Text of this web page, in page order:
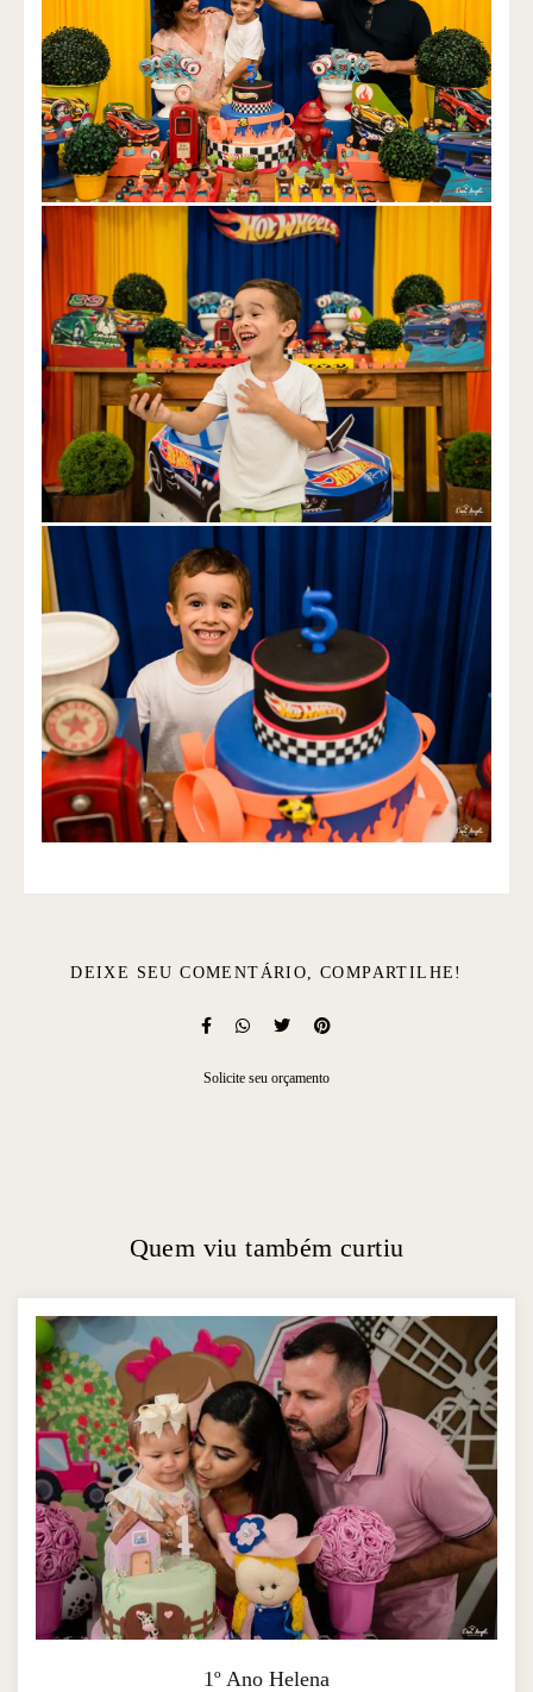
DEIXE SEU COMENTÁRIO, COMPARTILHE!
Solicite seu orçamento
Quem viu também curtiu
1º Ano Helena